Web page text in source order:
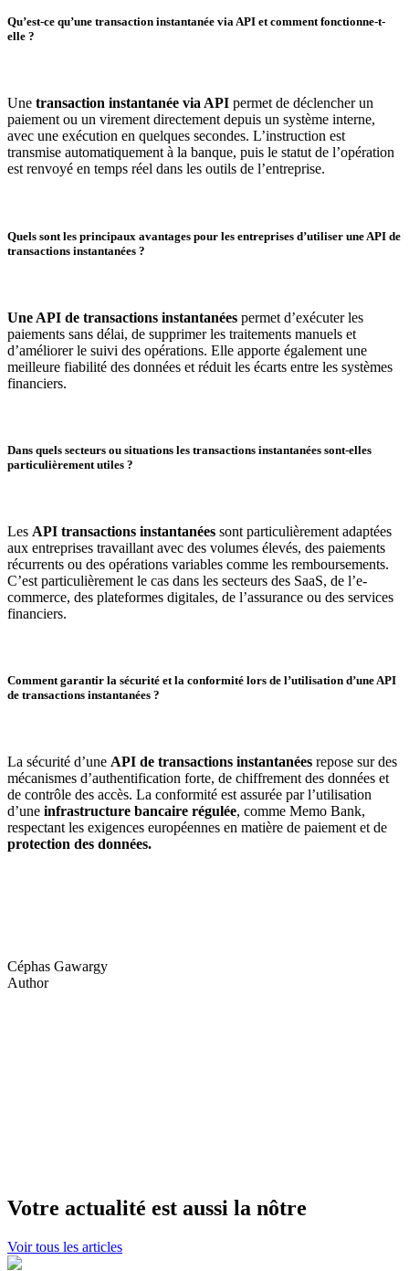
Qu’est-ce qu’une transaction instantanée via API et comment fonctionne-t-
elle ?
Une transaction instantanée via API permet de déclencher un
paiement ou un virement directement depuis un système interne,
avec une exécution en quelques secondes. L’instruction est
transmise automatiquement à la banque, puis le statut de l’opération
est renvoyé en temps réel dans les outils de l’entreprise.
Quels sont les principaux avantages pour les entreprises d’utiliser une API de
transactions instantanées ?
Une API de transactions instantanées permet d’exécuter les
paiements sans délai, de supprimer les traitements manuels et
d’améliorer le suivi des opérations. Elle apporte également une
meilleure fiabilité des données et réduit les écarts entre les systèmes
financiers.
Dans quels secteurs ou situations les transactions instantanées sont-elles
particulièrement utiles ?
Les API transactions instantanées sont particulièrement adaptées
aux entreprises travaillant avec des volumes élevés, des paiements
récurrents ou des opérations variables comme les remboursements.
C’est particulièrement le cas dans les secteurs des SaaS, de l’e-
commerce, des plateformes digitales, de l’assurance ou des services
financiers.
Comment garantir la sécurité et la conformité lors de l’utilisation d’une API
de transactions instantanées ?
La sécurité d’une API de transactions instantanées repose sur des
mécanismes d’authentification forte, de chiffrement des données et
de contrôle des accès. La conformité est assurée par l’utilisation
d’une infrastructure bancaire régulée, comme Memo Bank,
respectant les exigences européennes en matière de paiement et de
protection des données.
Céphas Gawargy
Author
Votre actualité est aussi la nôtre
Voir tous les articles